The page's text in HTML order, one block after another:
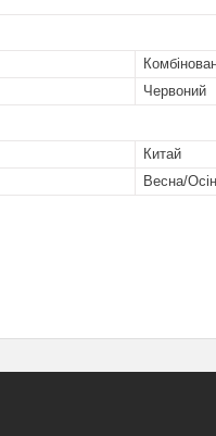
Червоний
Китай
Весна/